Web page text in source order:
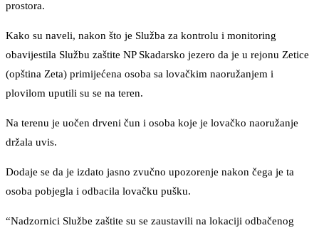
prostora.
Kako su naveli, nakon što je Služba za kontrolu i monitoring
obavijestila Službu zaštite NP Skadarsko jezero da je u rejonu Zetice
(opština Zeta) primijećena osoba sa lovačkim naoružanjem i
plovilom uputili su se na teren.
Na terenu je uočen drveni čun i osoba koje je lovačko naoružanje
držala uvis.
Dodaje se da je izdato jasno zvučno upozorenje nakon čega je ta
osoba pobjegla i odbacila lovačku pušku.
“Nadzornici Službe zaštite su se zaustavili na lokaciji odbačenog